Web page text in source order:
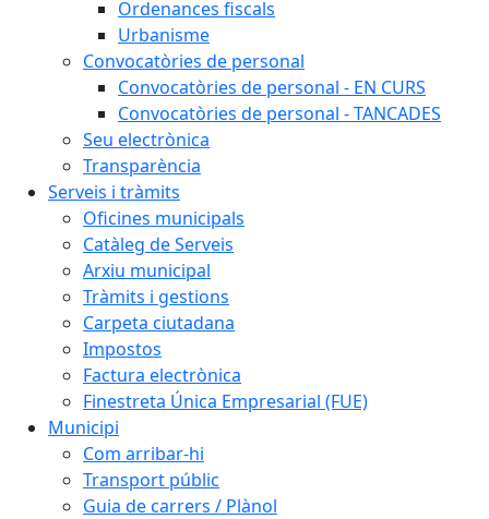
Ordenances fiscals
Urbanisme
Convocatòries de personal
Convocatòries de personal - EN CURS
Convocatòries de personal - TANCADES
Seu electrònica
Transparència
Serveis i tràmits
Oficines municipals
Catàleg de Serveis
Arxiu municipal
Tràmits i gestions
Carpeta ciutadana
Impostos
Factura electrònica
Finestreta Única Empresarial (FUE)
Municipi
Com arribar-hi
Transport públic
Guia de carrers / Plànol